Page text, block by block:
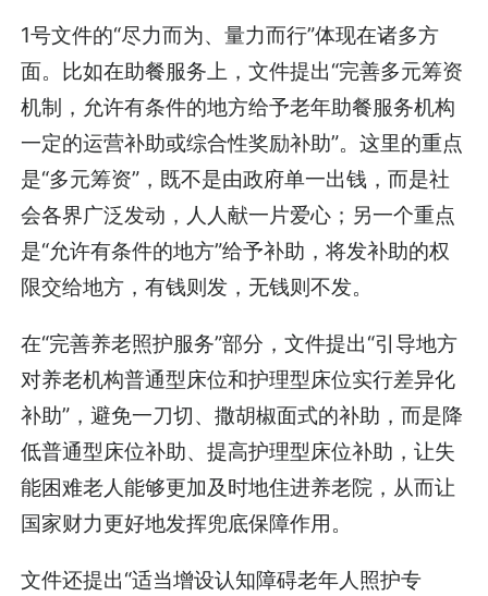
1号文件的“尽力而为、量力而行”体现在诸多方
面。比如在助餐服务上，文件提出“完善多元筹资
机制，允许有条件的地方给予老年助餐服务机构
一定的运营补助或综合性奖励补助”。这里的重点
是“多元筹资”，既不是由政府单一出钱，而是社
会各界广泛发动，人人献一片爱心；另一个重点
是“允许有条件的地方”给予补助，将发补助的权
限交给地方，有钱则发，无钱则不发。
在“完善养老照护服务”部分，文件提出“引导地方
对养老机构普通型床位和护理型床位实行差异化
补助”，避免一刀切、撒胡椒面式的补助，而是降
低普通型床位补助、提高护理型床位补助，让失
能困难老人能够更加及时地住进养老院，从而让
国家财力更好地发挥兜底保障作用。
文件还提出“适当增设认知障碍老年人照护专